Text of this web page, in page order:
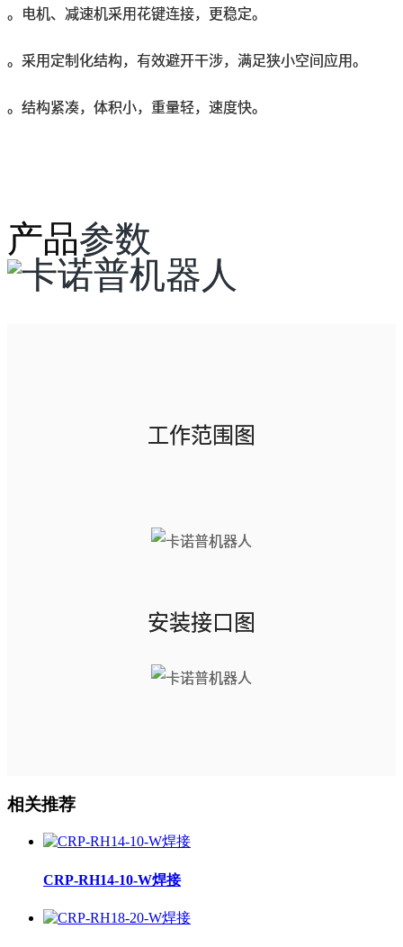
。电机、减速机采用花键连接，更稳定。
。采用定制化结构，有效避开干涉，满足狭小空间应用。
。结构紧凑，体积小，重量轻，速度快。
产品参数
工作范围图
安装接口图
相关推荐
CRP-RH14-10-W焊接